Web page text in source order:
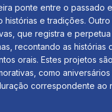
ponte entre o passado
histórias e tradições.
que registra e
recontando as histórias
orais. Estes projetos
como
correspondente ao